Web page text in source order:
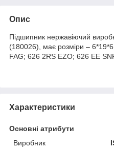
Опис
Підшипник нержавіючий
(180026), має розміри –
FAG; 626 2RS EZO; 626 EE
Характеристики
Основні атрибути
Виробник